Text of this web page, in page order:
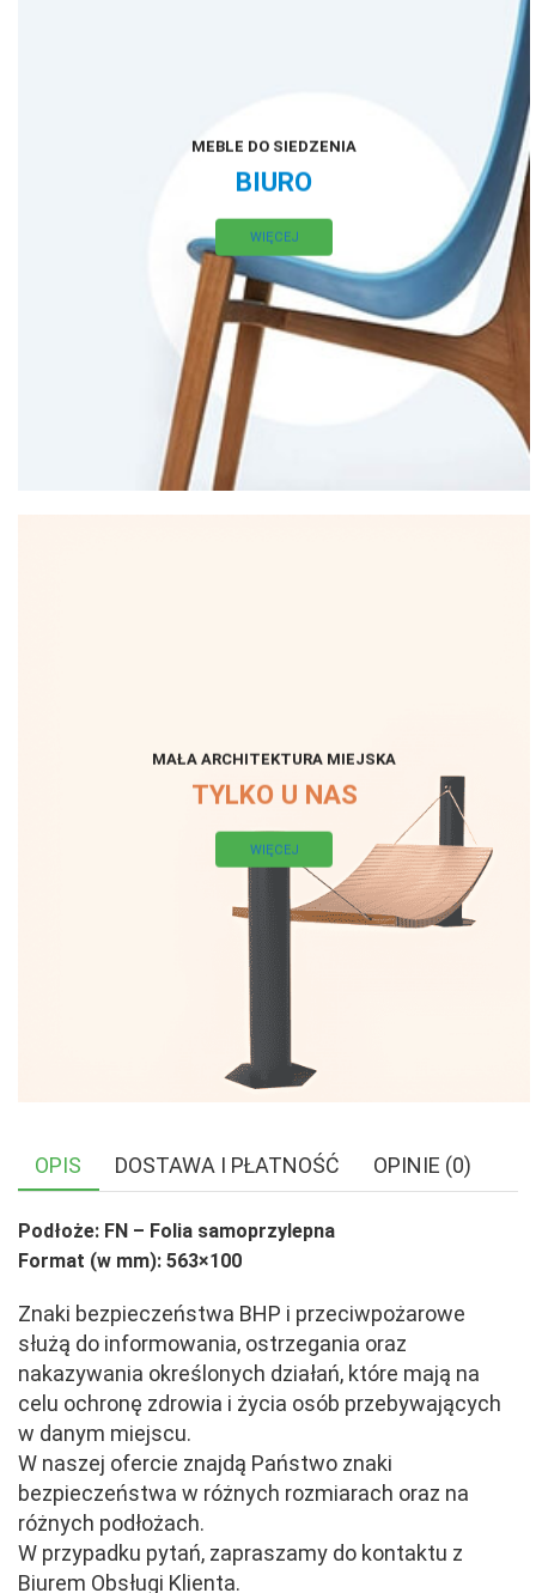
MEBLE DO SIEDZENIA
BIURO
WIĘCEJ
MAŁA ARCHITEKTURA MIEJSKA
TYLKO U NAS
WIĘCEJ
OPIS DOSTAWA I PŁATNOŚĆ OPINIE (0)
Podłoże: FN – Folia samoprzylepna
Format (w mm): 563×100
Znaki bezpieczeństwa BHP i przeciwpożarowe
służą do informowania, ostrzegania oraz
nakazywania określonych działań, które mają na
celu ochronę zdrowia i życia osób przebywających
w danym miejscu.
W naszej ofercie znajdą Państwo znaki
bezpieczeństwa w różnych rozmiarach oraz na
różnych podłożach.
W przypadku pytań, zapraszamy do kontaktu z
Biurem Obsługi Klienta.